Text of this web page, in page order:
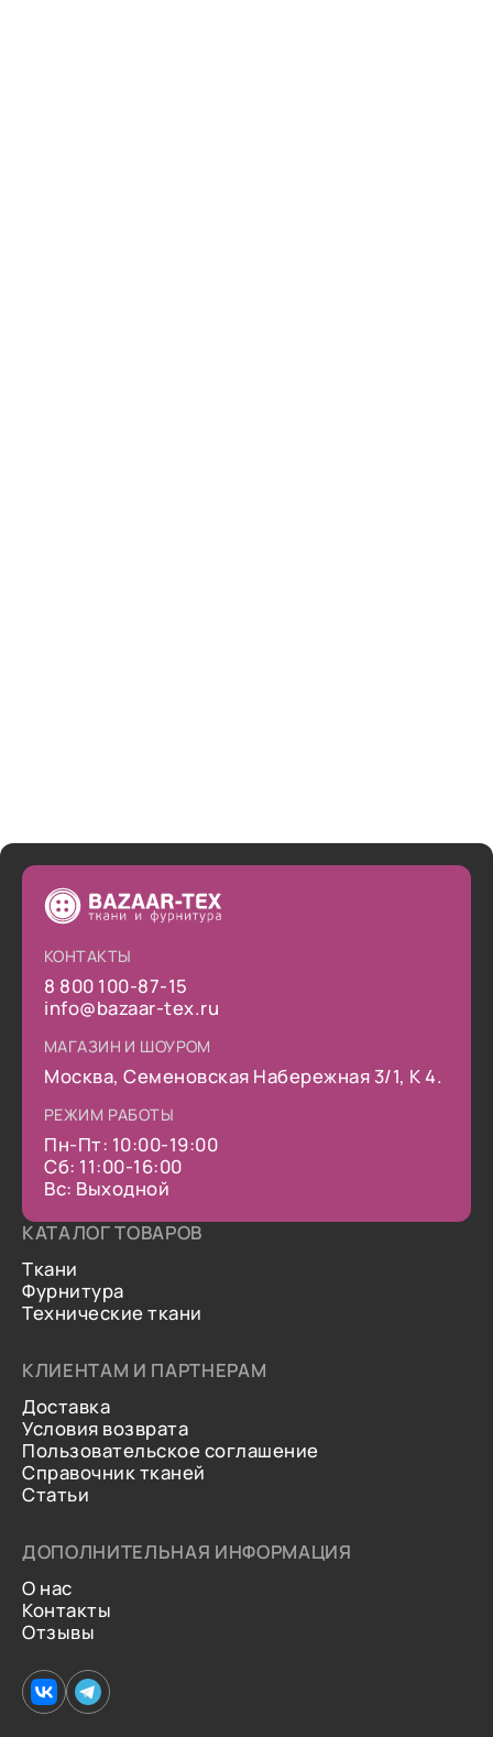
КОНТАКТЫ
8 800 100-87-15
info@bazaar-tex.ru
МАГАЗИН И ШОУРОМ
Москва, Семеновская Набережная 3/1, К 4.
РЕЖИМ РАБОТЫ
Пн-Пт: 10:00-19:00
Сб: 11:00-16:00
Вс: Выходной
КАТАЛОГ ТОВАРОВ
Ткани
Фурнитура
Технические ткани
КЛИЕНТАМ И ПАРТНЕРАМ
Доставка
Условия возврата
Пользовательское соглашение
Справочник тканей
Статьи
ДОПОЛНИТЕЛЬНАЯ ИНФОРМАЦИЯ
О нас
Контакты
Отзывы